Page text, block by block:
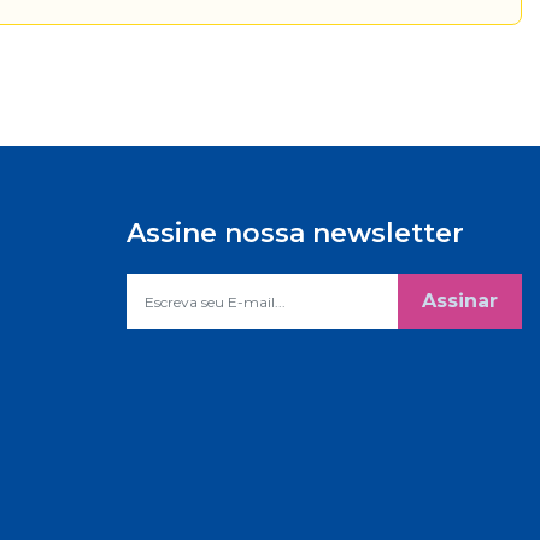
Assine nossa newsletter
Assinar